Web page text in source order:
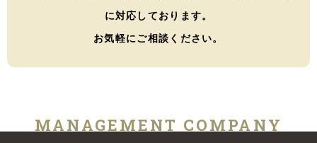
に対応しております。
お気軽にご相談ください。
MANAGEMENT COMPANY